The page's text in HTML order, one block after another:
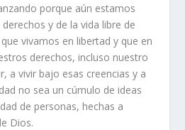
porque aún estamos
y de la vida libre de
vivamos en libertad y que en
derechos, incluso nuestro
a vivir bajo esas creencias y a
no sea un cúmulo de ideas
de personas, hechas a
Dios.